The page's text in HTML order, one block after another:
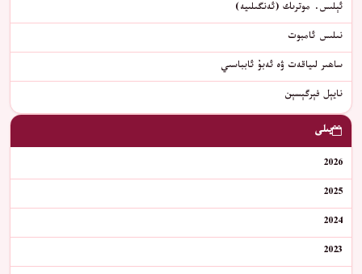
ئېلىس. موترىك (ئەنگىلىيە)
نىلىس ئامبوت
ﺳﺎﮬﯩﺮ ﻟﯩﻴﺎﻗﻪﺕ ﯞﻩ ﺋﻪﺑﯘ ﺋﺎﺑﺒﺎﺳﯩﻲ
نايېل فېرگېسېن
يىلى
2026
2025
2024
2023